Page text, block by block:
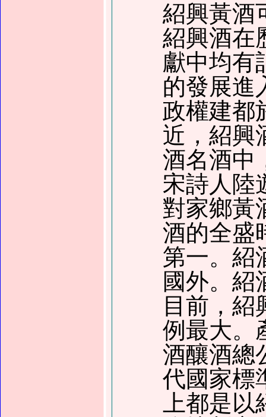
紹興黃酒
紹興酒在
獻中均有
的發展進
政權建都
近，紹興
酒名酒中
宋詩人陸
對家鄉黃
酒的全盛
第一。紹
國外。紹
目前，紹
例最大。
酒釀酒總
代國家標
上都是